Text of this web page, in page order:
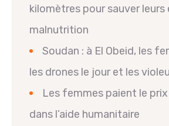
kilomètres pour sauver
malnutrition
Soudan : à El Obeid, les
les drones le jour et les
Les femmes paient le
dans l’aide humanitaire